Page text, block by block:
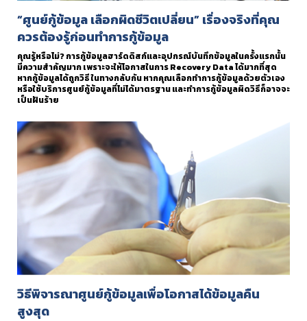
“ศูนย์กู้ข้อมูล เลือกผิดชีวิตเปลี่ยน” เรื่องจริงที่คุณ
ควรต้องรู้ก่อนทำการกู้ข้อมูล
คุณรู้หรือไม่? การกู้ข้อมูลฮาร์ดดิสก์และอุปกรณ์บันทึกข้อมูลในครั้งแรกนั้น
มีความสำคัญมาก เพราะจะให้โอกาสในการ Recovery Data ได้มากที่สุด
หากกู้ข้อมูลได้ถูกวิธี ในทางกลับกัน หากคุณเลือกทำการกู้ข้อมูลด้วยตัวเอง
หรือใช้บริการศูนย์กู้ข้อมูลที่ไม่ได้มาตรฐาน และทำการกู้ข้อมูลผิดวิธีก็อาจจะ
เป็นฝันร้าย
วิธีพิจารณาศูนย์กู้ข้อมูลเพื่อโอกาสได้ข้อมูลคืน
สูงสุด